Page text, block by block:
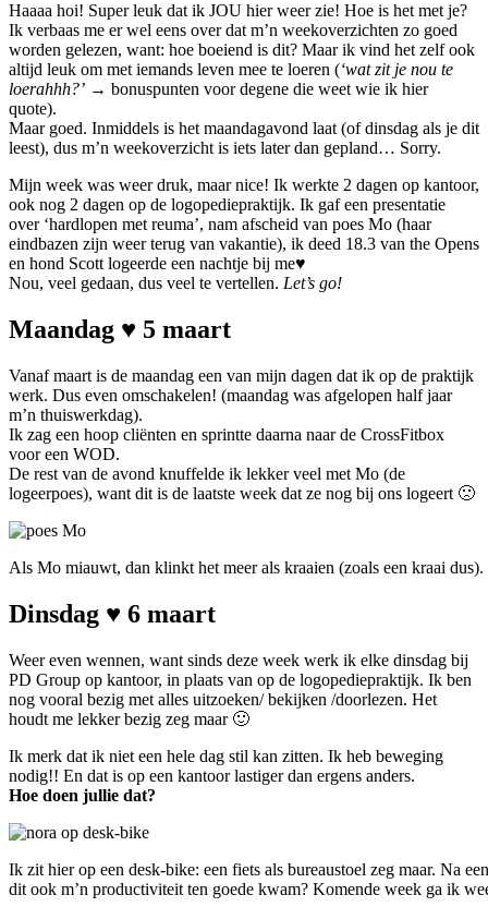
Haaaa hoi! Super leuk dat ik JOU hier weer zie! Hoe is het met je?
Ik verbaas me er wel eens over dat m’n weekoverzichten zo goed
worden gelezen, want: hoe boeiend is dit? Maar ik vind het zelf ook
altijd leuk om met iemands leven mee te loeren (‘wat zit je nou te
loerahhh?’ → bonuspunten voor degene die weet wie ik hier
quote).
Maar goed. Inmiddels is het maandagavond laat (of dinsdag als je dit
leest), dus m’n weekoverzicht is iets later dan gepland… Sorry.
Mijn week was weer druk, maar nice! Ik werkte 2 dagen op kantoor,
ook nog 2 dagen op de logopediepraktijk. Ik gaf een presentatie
over ‘hardlopen met reuma’, nam afscheid van poes Mo (haar
eindbazen zijn weer terug van vakantie), ik deed 18.3 van the Opens
en hond Scott logeerde een nachtje bij me♥
Nou, veel gedaan, dus veel te vertellen. Let’s go!
Maandag ♥ 5 maart
Vanaf maart is de maandag een van mijn dagen dat ik op de praktijk
werk. Dus even omschakelen! (maandag was afgelopen half jaar
m’n thuiswerkdag).
Ik zag een hoop cliënten en sprintte daarna naar de CrossFitbox
voor een WOD.
De rest van de avond knuffelde ik lekker veel met Mo (de
logeerpoes), want dit is de laatste week dat ze nog bij ons logeert 🙁
Als Mo miauwt, dan klinkt het meer als kraaien (zoals een kraai
Dinsdag ♥ 6 maart
Weer even wennen, want sinds deze week werk ik elke dinsdag bij
PD Group op kantoor, in plaats van op de logopediepraktijk. Ik ben
nog vooral bezig met alles uitzoeken/ bekijken /doorlezen. Het
houdt me lekker bezig zeg maar 🙂
Ik merk dat ik niet een hele dag stil kan zitten. Ik heb beweging
nodig!! En dat is op een kantoor lastiger dan ergens anders.
Hoe doen jullie dat?
Ik zit hier op een desk-bike: een fiets als bureaustoel zeg maar. Na
dit ook m’n productiviteit ten goede kwam? Komende week ga ik